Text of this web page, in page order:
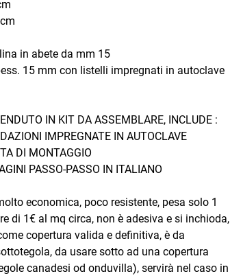
in abete da mm 15
15 mm con listelli impregnati in autoclave
IN KIT DA ASSEMBLARE, INCLUDE :
IMPREGNATE IN AUTOCLAVE
DI MONTAGGIO
PASSO-PASSO IN ITALIANO
economica, poco resistente, pesa solo 1
di 1€ al mq circa, non è adesiva e si inchioda,
copertura valida e definitiva, è da
da usare sotto ad una copertura
canadesi od onduvilla), servirà nel caso in